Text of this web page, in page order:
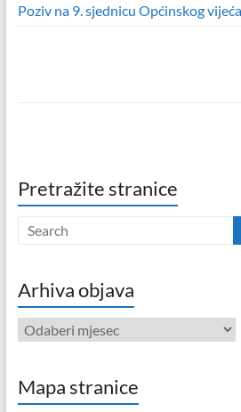
Poziv na 9. sjednicu Općinskog vijeća
Pretražite stranice
Arhiva objava
Arhiva
objava
Mapa stranice